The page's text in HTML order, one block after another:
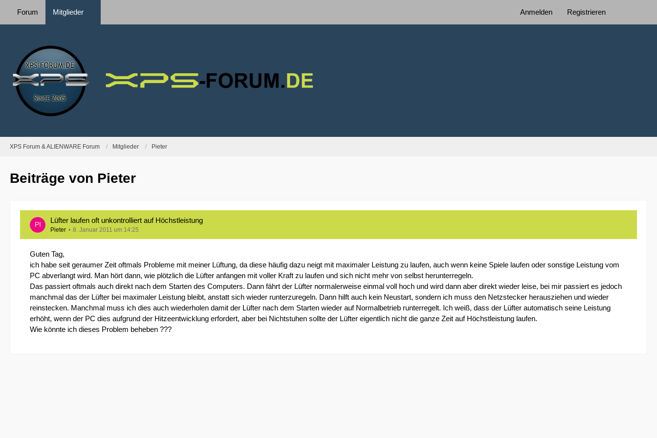
Forum Mitglieder Anmelden Registrieren
XPS Forum & ALIENWARE Forum Mitglieder Pieter
Beiträge von Pieter
Lüfter laufen oft unkontrolliert auf Höchstleistung
Pieter 8. Januar 2011 um 14:25
Guten Tag,
ich habe seit geraumer Zeit oftmals Probleme mit meiner Lüftung, da diese häufig dazu neigt mit maximaler Leistung zu laufen, auch wenn keine Spiele laufen oder sonstige Leistung vom
PC abverlangt wird. Man hört dann, wie plötzlich die Lüfter anfangen mit voller Kraft zu laufen und sich nicht mehr von selbst herunterregeln.
Das passiert oftmals auch direkt nach dem Starten des Computers. Dann fährt der Lüfter normalerweise einmal voll hoch und wird dann aber direkt wieder leise, bei mir passiert es jedoch
manchmal das der Lüfter bei maximaler Leistung bleibt, anstatt sich wieder runterzuregeln. Dann hilft auch kein Neustart, sondern ich muss den Netzstecker herausziehen und wieder
reinstecken. Manchmal muss ich dies auch wiederholen damit der Lüfter nach dem Starten wieder auf Normalbetrieb runterregelt. Ich weiß, dass der Lüfter automatisch seine Leistung
erhöht, wenn der PC dies aufgrund der Hitzeentwicklung erfordert, aber bei Nichtstuhen sollte der Lüfter eigentlich nicht die ganze Zeit auf Höchstleistung laufen.
Wie könnte ich dieses Problem beheben ???